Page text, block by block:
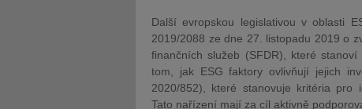
Další evropskou legislativou v oblasti
2019/2088 ze dne 27. listopadu 2019 o
finančních služeb (SFDR), které
tom, jak ESG faktory ovlivňují jejich
2020/852), které stanovuje kritéria pro
Tato nařízení mají za cíl aktivně